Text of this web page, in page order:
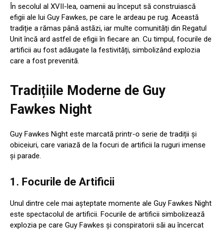
În secolul al XVII-lea, oamenii au început să construiască
efigii ale lui Guy Fawkes, pe care le ardeau pe rug. Această
tradiție a rămas până astăzi, iar multe comunități din Regatul
Unit încă ard astfel de efigii în fiecare an. Cu timpul, focurile de
artificii au fost adăugate la festivități, simbolizând explozia
care a fost prevenită.
Tradițiile Moderne de Guy
Fawkes Night
Guy Fawkes Night este marcată printr-o serie de tradiții și
obiceiuri, care variază de la focuri de artificii la ruguri imense
și parade.
1. Focurile de Artificii
Unul dintre cele mai așteptate momente ale Guy Fawkes Night
este spectacolul de artificii. Focurile de artificii simbolizează
explozia pe care Guy Fawkes și conspiratorii săi au încercat